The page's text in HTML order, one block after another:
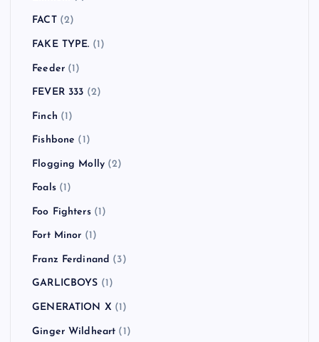
FACT(2)
FAKE TYPE. (1)
Feeder(1)
FEVER 333 (2)
Finch (1)
Fishbone (1)
Flogging Molly (2)
Foals(1)
Foo Fighters(1)
Fort Minor (1)
Franz Ferdinand (3)
GARLICBOYS (1)
GENERATION X (1)
Ginger Wildheart (1)